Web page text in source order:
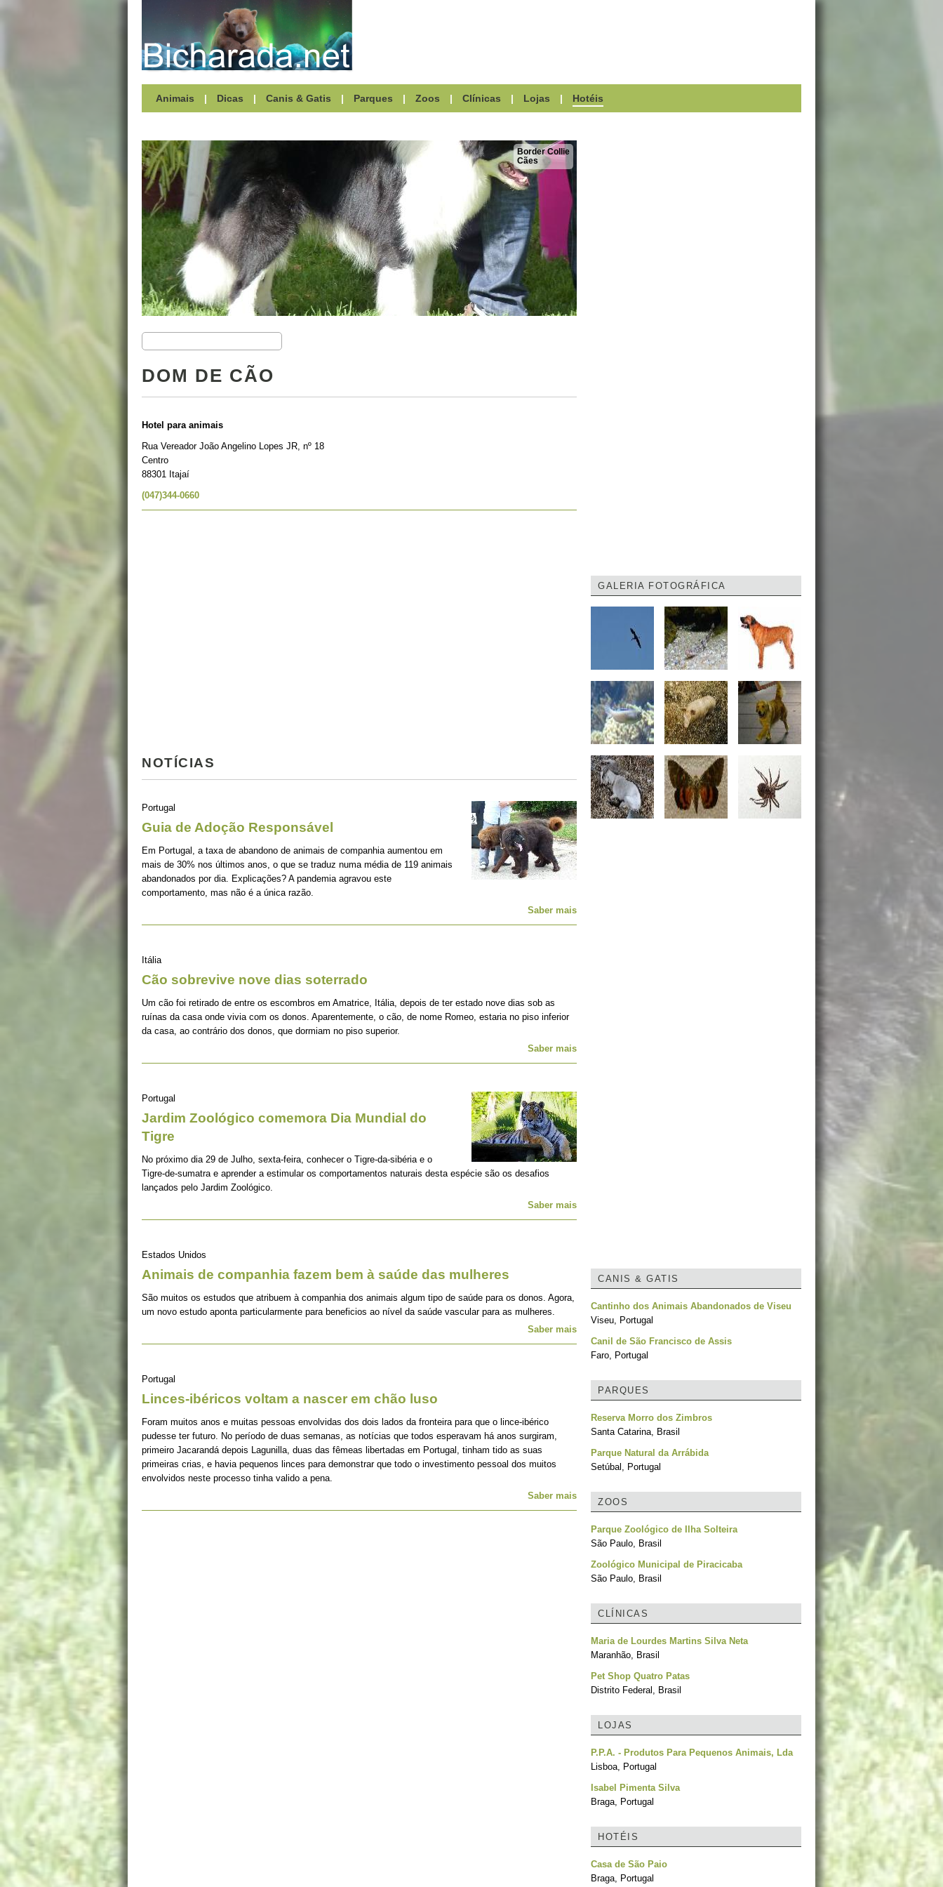
Animais | Dicas | Canis & Gatis | Parques | Zoos | Clínicas | Lojas | Hotéis
Border Collie
Cães
DOM DE CÃO
Hotel para animais
Rua Vereador João Angelino Lopes JR, nº 18
Centro
88301 Itajaí
(047)344-0660
NOTÍCIAS
Portugal
Guia de Adoção Responsável
Em Portugal, a taxa de abandono de animais de companhia aumentou em
mais de 30% nos últimos anos, o que se traduz numa média de 119 animais
abandonados por dia. Explicações? A pandemia agravou este
comportamento, mas não é a única razão.
Saber mais
Itália
Cão sobrevive nove dias soterrado
Um cão foi retirado de entre os escombros em Amatrice, Itália, depois de ter estado nove dias sob as
ruínas da casa onde vivia com os donos. Aparentemente, o cão, de nome Romeo, estaria no piso inferior
da casa, ao contrário dos donos, que dormiam no piso superior.
Saber mais
Portugal
Jardim Zoológico comemora Dia Mundial do
Tigre
No próximo dia 29 de Julho, sexta-feira, conhecer o Tigre-da-sibéria e o
Tigre-de-sumatra e aprender a estimular os comportamentos naturais desta espécie são os desafios
lançados pelo Jardim Zoológico.
Saber mais
Estados Unidos
Animais de companhia fazem bem à saúde das mulheres
São muitos os estudos que atribuem à companhia dos animais algum tipo de saúde para os donos. Agora,
um novo estudo aponta particularmente para beneficios ao nível da saúde vascular para as mulheres.
Saber mais
Portugal
Linces-ibéricos voltam a nascer em chão luso
Foram muitos anos e muitas pessoas envolvidas dos dois lados da fronteira para que o lince-ibérico
pudesse ter futuro. No período de duas semanas, as notícias que todos esperavam há anos surgiram,
primeiro Jacarandá depois Lagunilla, duas das fêmeas libertadas em Portugal, tinham tido as suas
primeiras crias, e havia pequenos linces para demonstrar que todo o investimento pessoal dos muitos
envolvidos neste processo tinha valido a pena.
Saber mais
GALERIA FOTOGRÁFICA
CANIS & GATIS
Cantinho dos Animais Abandonados de Viseu
Viseu, Portugal
Canil de São Francisco de Assis
Faro, Portugal
PARQUES
Reserva Morro dos Zimbros
Santa Catarina, Brasil
Parque Natural da Arrábida
Setúbal, Portugal
ZOOS
Parque Zoológico de Ilha Solteira
São Paulo, Brasil
Zoológico Municipal de Piracicaba
São Paulo, Brasil
CLÍNICAS
Maria de Lourdes Martins Silva Neta
Maranhão, Brasil
Pet Shop Quatro Patas
Distrito Federal, Brasil
LOJAS
P.P.A. - Produtos Para Pequenos Animais, Lda
Lisboa, Portugal
Isabel Pimenta Silva
Braga, Portugal
HOTÉIS
Casa de São Paio
Braga, Portugal